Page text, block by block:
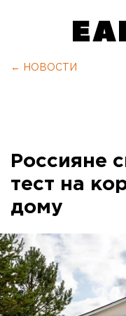
← НОВОСТИ
Россияне
тест на
дому